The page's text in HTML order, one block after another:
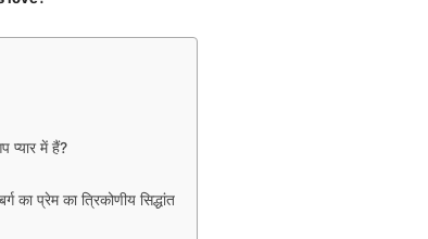
में हैं?
प्रेम का त्रिकोणीय सिद्धांत